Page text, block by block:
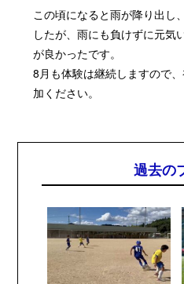
この頃になると雨が降り出し
したが、雨にも負けずに元気
が良かったです。
8月も体験は継続しますので
加ください。
過去の